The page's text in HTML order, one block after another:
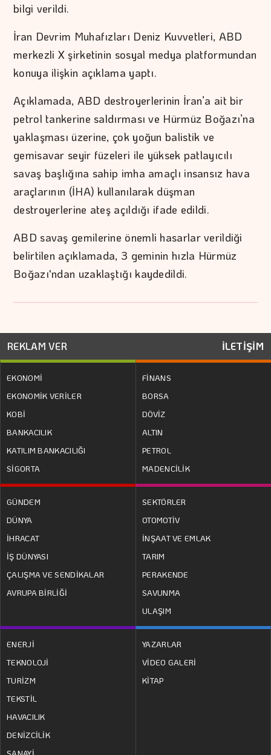
bilgi verildi.
İran Devrim Muhafızları Deniz Kuvvetleri, ABD
merkezli X şirketinin sosyal medya platformundan
konuya ilişkin açıklama yaptı.
Açıklamada, ABD destroyerlerinin İran’a ait bir
petrol tankerine saldırması ve Hürmüz Boğazı’na
yaklaşması üzerine, çok yoğun balistik ve
gemisavar seyir füzeleri ile yüksek patlayıcılı
savaş başlığına sahip imha amaçlı insansız hava
araçlarının (İHA) kullanılarak düşman
destroyerlerine ateş açıldığı ifade edildi.
ABD savaş gemilerine önemli hasarlar verildiği
belirtilen açıklamada, 3 geminin hızla Hürmüz
Boğazı'ndan uzaklaştığı kaydedildi.
REKLAM VER İLETİŞİM
EKONOMİ
EKONOMİK VERİLER
KOBİ
BANKACILIK
KATILIM BANKACILIĞI
SİGORTA
FİNANS
BORSA
DÖVİZ
ALTIN
PETROL
MADENCİLİK
GÜNDEM
DÜNYA
İHRACAT
İŞ DÜNYASI
ÇALIŞMA VE SENDİKALAR
AVRUPA BİRLİĞİ
SEKTÖRLER
OTOMOTİV
İNŞAAT VE EMLAK
TARIM
PERAKENDE
SAVUNMA
ULAŞIM
ENERJİ
TEKNOLOJİ
TURİZM
TEKSTİL
HAVACILIK
DENİZCİLİK
YAZARLAR
VİDEO GALERİ
KİTAP